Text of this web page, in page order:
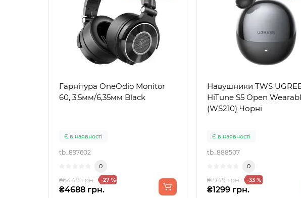
Гарнітура OneOdio Monitor
60, 3,5мм/6,35мм Black
Є в наявності
tb_897602
0
₴6449 грн. -27 %
₴4688 грн.
Навушники TWS
HiTune S5 Open
(WS210) Чорні
Є в наявності
tb_888507
0
₴1949 грн. -33 %
₴1299 грн.